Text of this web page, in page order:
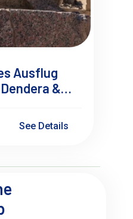
Ausflug
&
See Details